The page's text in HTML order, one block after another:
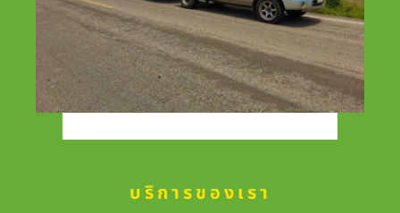
บริการของเรา